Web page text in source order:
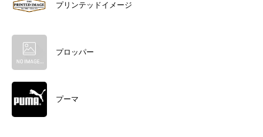
プリンテッドイメージ
プロッパー
プーマ